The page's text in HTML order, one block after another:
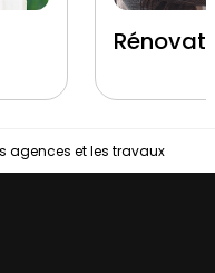
agences et les travaux